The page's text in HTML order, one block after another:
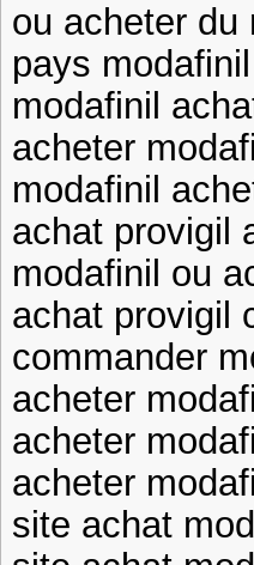
ou acheter du
pays
modafinil
acheter
modafinil
achat provigil
modafinil ou
achat provigil
commander
acheter
acheter
acheter
site achat